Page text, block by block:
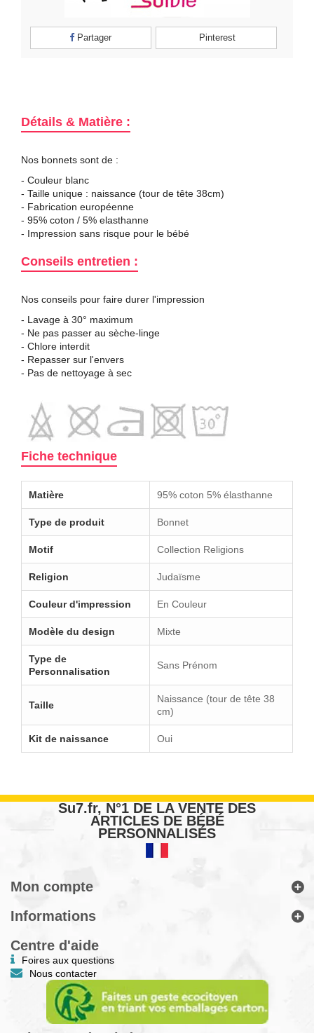
Partager Pinterest
Détails & Matière :
Nos bonnets sont de :
- Couleur blanc
- Taille unique : naissance (tour de tête 38cm)
- Fabrication européenne
- 95% coton / 5% elasthanne
- Impression sans risque pour le bébé
Conseils entretien :
Nos conseils pour faire durer l'impression
- Lavage à 30° maximum
- Ne pas passer au sèche-linge
- Chlore interdit
- Repasser sur l'envers
- Pas de nettoyage à sec
Fiche technique
Matière 95% coton 5% élasthanne
Type de produit Bonnet
Motif Collection Religions
Religion Judaïsme
Couleur d'impression En Couleur
Modèle du design Mixte
Type de
Personnalisation
Sans Prénom
Taille
Naissance (tour de tête 38
cm)
Kit de naissance Oui
Su7.fr, N°1 DE LA VENTE DES
ARTICLES DE BÉBÉ
PERSONNALISÉS
Mon compte
Informations
Centre d'aide
Foires aux questions
Nous contacter